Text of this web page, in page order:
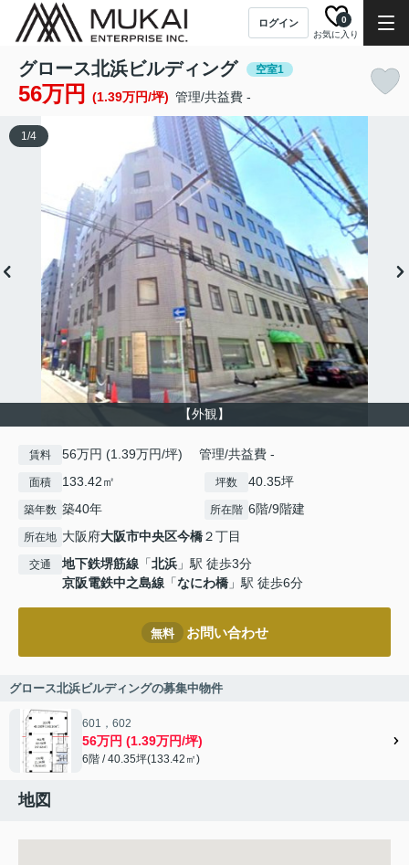
ログイン
お気に入り
0
グロース北浜ビルディング 空室1
56万円 (1.39万円/坪) 管理/共益費 -
【外観】
1/4
賃料 56万円 (1.39万円/坪) 管理/共益費 -
面積 133.42㎡ 坪数 40.35坪
築年数 築40年 所在階 6階/9階建
所在地 大阪府大阪市中央区今橋２丁目
交通 地下鉄堺筋線 「北浜 」駅 徒歩3分
京阪電鉄中之島線 「なにわ橋 」駅 徒歩6分
無料 お問い合わせ
グロース北浜ビルディングの募集中物件
601，602
56万円 (1.39万円/坪)
6階 / 40.35坪(133.42㎡)
地図